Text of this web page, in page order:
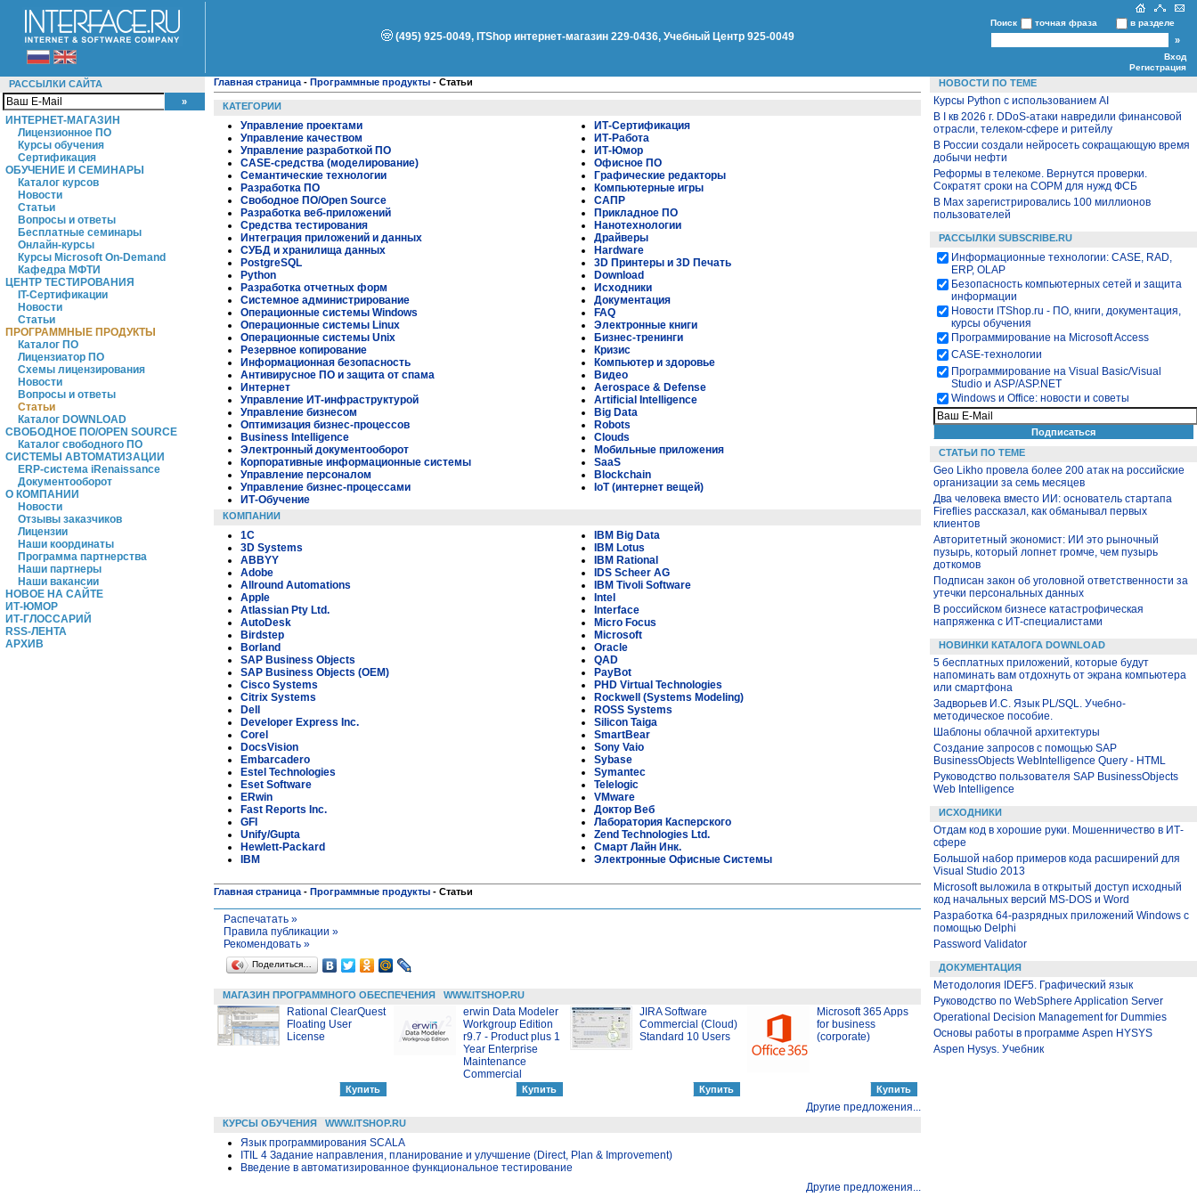
(495) 925-0049, ITShop интернет-магазин 229-0436, Учебный Центр 925-0049
Поиск точная фраза в разделе
Вход
Регистрация
РАССЫЛКИ САЙТА
ИНТЕРНЕТ-МАГАЗИН
Лицензионное ПО
Курсы обучения
Сертификация
ОБУЧЕНИЕ И СЕМИНАРЫ
Каталог курсов
Новости
Статьи
Вопросы и ответы
Бесплатные семинары
Онлайн-курсы
Курсы Microsoft On-Demand
Кафедра МФТИ
ЦЕНТР ТЕСТИРОВАНИЯ
IT-Сертификации
Новости
Статьи
ПРОГРАММНЫЕ ПРОДУКТЫ
Каталог ПО
Лицензиатор ПО
Схемы лицензирования
Новости
Вопросы и ответы
Статьи
Каталог DOWNLOAD
СВОБОДНОЕ ПО/OPEN SOURCE
Каталог свободного ПО
СИСТЕМЫ АВТОМАТИЗАЦИИ
ERP-система iRenaissance
Документооборот
О КОМПАНИИ
Новости
Отзывы заказчиков
Лицензии
Наши координаты
Программа партнерства
Наши партнеры
Наши вакансии
НОВОЕ НА САЙТЕ
ИТ-ЮМОР
ИТ-ГЛОССАРИЙ
RSS-ЛЕНТА
АРХИВ
Главная страница - Программные продукты - Статьи
КАТЕГОРИИ
Управление проектами
Управление качеством
Управление разработкой ПО
CASE-средства (моделирование)
Семантические технологии
Разработка ПО
Свободное ПО/Open Source
Разработка веб-приложений
Средства тестирования
Интеграция приложений и данных
СУБД и хранилища данных
PostgreSQL
Python
Разработка отчетных форм
Системное администрирование
Операционные системы Windows
Операционные системы Linux
Операционные системы Unix
Резервное копирование
Информационная безопасность
Антивирусное ПО и защита от спама
Интернет
Управление ИТ-инфраструктурой
Управление бизнесом
Оптимизация бизнес-процессов
Business Intelligence
Электронный документооборот
Корпоративные информационные системы
Управление персоналом
Управление бизнес-процессами
ИТ-Обучение
ИТ-Сертификация
ИТ-Работа
ИТ-Юмор
Офисное ПО
Графические редакторы
Компьютерные игры
САПР
Прикладное ПО
Нанотехнологии
Драйверы
Hardware
3D Принтеры и 3D Печать
Download
Исходники
Документация
FAQ
Электронные книги
Бизнес-тренинги
Кризис
Компьютер и здоровье
Видео
Aerospace & Defense
Artificial Intelligence
Big Data
Robots
Clouds
Мобильные приложения
SaaS
Blockchain
IoT (интернет вещей)
КОМПАНИИ
1C
3D Systems
ABBYY
Adobe
Allround Automations
Apple
Atlassian Pty Ltd.
AutoDesk
Birdstep
Borland
SAP Business Objects
SAP Business Objects (OEM)
Cisco Systems
Citrix Systems
Dell
Developer Express Inc.
Corel
DocsVision
Embarcadero
Estel Technologies
Eset Software
ERwin
Fast Reports Inc.
GFI
Unify/Gupta
Hewlett-Packard
IBM
IBM Big Data
IBM Lotus
IBM Rational
IDS Scheer AG
IBM Tivoli Software
Intel
Interface
Micro Focus
Microsoft
Oracle
QAD
PayBot
PHD Virtual Technologies
Rockwell (Systems Modeling)
ROSS Systems
Silicon Taiga
SmartBear
Sony Vaio
Sybase
Symantec
Telelogic
VMware
Доктор Веб
Лаборатория Касперского
Zend Technologies Ltd.
Смарт Лайн Инк.
Электронные Офисные Системы
Главная страница - Программные продукты - Статьи
Распечатать »
Правила публикации »
Рекомендовать »
Поделиться…
МАГАЗИН ПРОГРАММНОГО ОБЕСПЕЧЕНИЯ WWW.ITSHOP.RU
Rational ClearQuest
Floating User
License
erwin Data Modeler
Workgroup Edition
r9.7 - Product plus 1
Year Enterprise
Maintenance
Commercial
JIRA Software
Commercial (Cloud)
Standard 10 Users
Microsoft 365 Apps
for business
(corporate)
Другие предложения...
КУРСЫ ОБУЧЕНИЯ WWW.ITSHOP.RU
Язык программирования SCALA
ITIL 4 Задание направления, планирование и улучшение (Direct, Plan & Improvement)
Введение в автоматизированное функциональное тестирование
Другие предложения...
НОВОСТИ ПО ТЕМЕ
Курсы Python c использованием AI
В I кв 2026 г. DDoS-атаки навредили финансовой
отрасли, телеком-сфере и ритейлу
В России создали нейросеть сокращающую время
добычи нефти
Реформы в телекоме. Вернутся проверки.
Сократят сроки на СОРМ для нужд ФСБ
В Max зарегистрировались 100 миллионов
пользователей
РАССЫЛКИ SUBSCRIBE.RU
Информационные технологии: CASE, RAD,
ERP, OLAP
Безопасность компьютерных сетей и защита
информации
Новости ITShop.ru - ПО, книги, документация,
курсы обучения
Программирование на Microsoft Access
CASE-технологии
Программирование на Visual Basic/Visual
Studio и ASP/ASP.NET
Windows и Office: новости и советы
СТАТЬИ ПО ТЕМЕ
Geo Likho провела более 200 атак на российские
организации за семь месяцев
Два человека вместо ИИ: основатель стартапа
Fireflies рассказал, как обманывал первых
клиентов
Авторитетный экономист: ИИ это рыночный
пузырь, который лопнет громче, чем пузырь
доткомов
Подписан закон об уголовной ответственности за
утечки персональных данных
В российском бизнесе катастрофическая
напряженка с ИТ-специалистами
НОВИНКИ КАТАЛОГА DOWNLOAD
5 бесплатных приложений, которые будут
напоминать вам отдохнуть от экрана компьютера
или смартфона
Задворьев И.С. Язык PL/SQL. Учебно-
методическое пособие.
Шаблоны облачной архитектуры
Создание запросов с помощью SAP
BusinessObjects WebIntelligence Query - HTML
Руководство пользователя SAP BusinessObjects
Web Intelligence
ИСХОДНИКИ
Отдам код в хорошие руки. Мошенничество в ИТ-
сфере
Большой набор примеров кода расширений для
Visual Studio 2013
Microsoft выложила в открытый доступ исходный
код начальных версий MS-DOS и Word
Разработка 64-разрядных приложений Windows с
помощью Delphi
Password Validator
ДОКУМЕНТАЦИЯ
Методология IDEF5. Графический язык
Руководство по WebSphere Application Server
Operational Decision Management for Dummies
Основы работы в программе Aspen HYSYS
Aspen Hysys. Учебник